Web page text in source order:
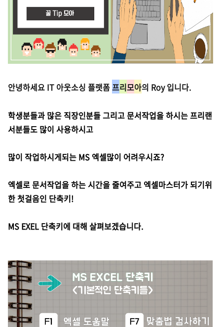
안녕하세요 IT 아웃소싱 플랫폼프리모아의 Roy입니다.
학생분들과 많은 직장인분들 그리고 문서작업을 하시는 프리랜
서분들도 많이 사용하시고
많이 작업하시게되는 MS 엑셀많이 어려우시죠?
엑셀로 문서작업을 하는 시간을 줄여주고 엑셀마스터가 되기위
한 첫걸음인 단축키!
MS EXEL 단축키에 대해 살펴보겠습니다.